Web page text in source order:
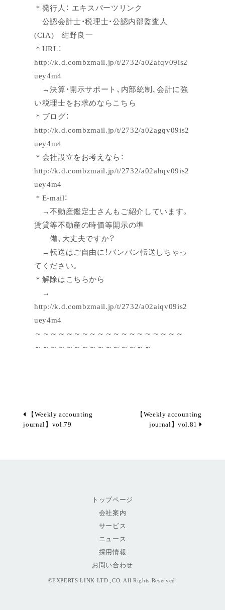
＊発行人： エキスパーツリンク
公認会計士・税理士・公認内部監査人
(CIA) 紺野良一
＊URL：
http://k.d.combzmail.jp/t/2732/a02afqv09is2
uey4m4
→決算・開示サポート、内部統制、会計に強
い税理士をお求めならこちら
＊ブログ：
http://k.d.combzmail.jp/t/2732/a02agqv09is2
uey4m4
＊会社設立をお考えなら：
http://k.d.combzmail.jp/t/2732/a02ahqv09is2
uey4m4
＊E-mail：
→不動産鑑定士さんもご紹介しています。
賃貸等不動産の時価等開示の準
備、大丈夫ですか？
→転送はご自由に！バンバン転送しちゃっ
てください。
＊解除はこちらから
→
http://k.d.combzmail.jp/t/2732/a02aiqv09is2
uey4m4
～～～～～～～～～～～～～～～～～～～
～～～～～～～～～～～～～～～
【Weekly accounting
journal】vol.79
【Weekly accounting
journal】vol.81
トップページ
会社案内
サービス
ニュース
採用情報
お問い合わせ
©EXPERTS LINK LTD.,CO. All Rights Reserved.